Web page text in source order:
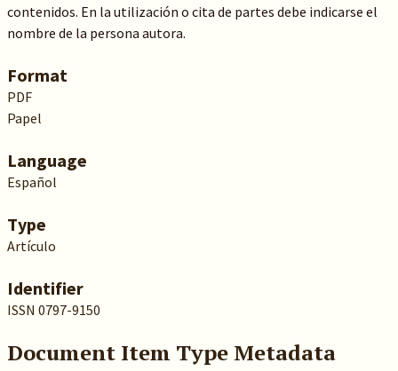
contenidos. En la utilización o cita de partes debe indicarse el
nombre de la persona autora.
Format
PDF
Papel
Language
Español
Type
Artículo
Identifier
ISSN 0797-9150
Document Item Type Metadata